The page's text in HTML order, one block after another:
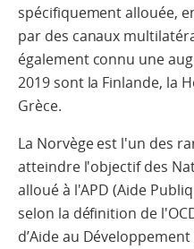
spécifiquement allouée,
par des canaux
également connu une
2019 sont la Finlande, la
Grèce.
La Norvège est l'un des
atteindre l'objectif des
alloué à l'APD (Aide
selon la définition de
d’Aide au